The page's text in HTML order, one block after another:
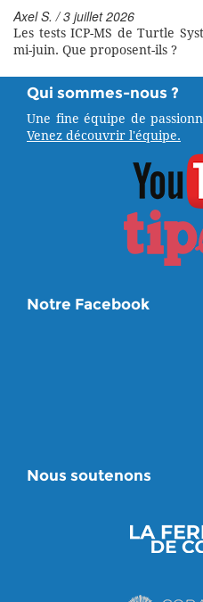
Axel S. / 3 juillet 2026
Les tests ICP-MS de Turtle
mi-juin. Que proposent-ils ?
Qui sommes-nous ?
Une fine équipe de
Venez découvrir l'équipe.
Notre Facebook
Nous soutenons